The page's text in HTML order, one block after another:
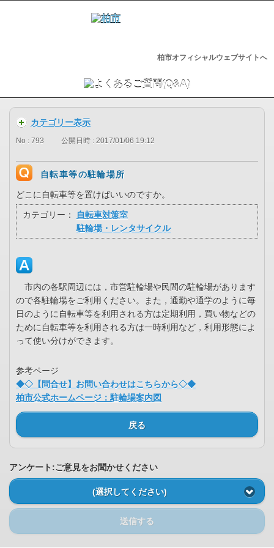
柏市オフィシャルウェブサイトへ
カテゴリー表示
No : 793 公開日時 : 2017/01/06 19:12
自転車等の駐輪場所
どこに自転車等を置けばいいのですか。
カテゴリー：
自転車対策室
駐輪場・レンタサイクル
市内の各駅周辺には，市営駐輪場や民間の駐輪場があります
ので各駐輪場をご利用ください。また，通勤や通学のように毎
日のように自転車等を利用される方は定期利用，買い物などの
ために自転車等を利用される方は一時利用など，利用形態によ
って使い分けができます。
参考ページ
◆◇【問合せ】お問い合わせはこちらから◇◆
柏市公式ホームページ：駐輪場案内図
戻る
アンケート:ご意見をお聞かせください
(選択してください)
送信する